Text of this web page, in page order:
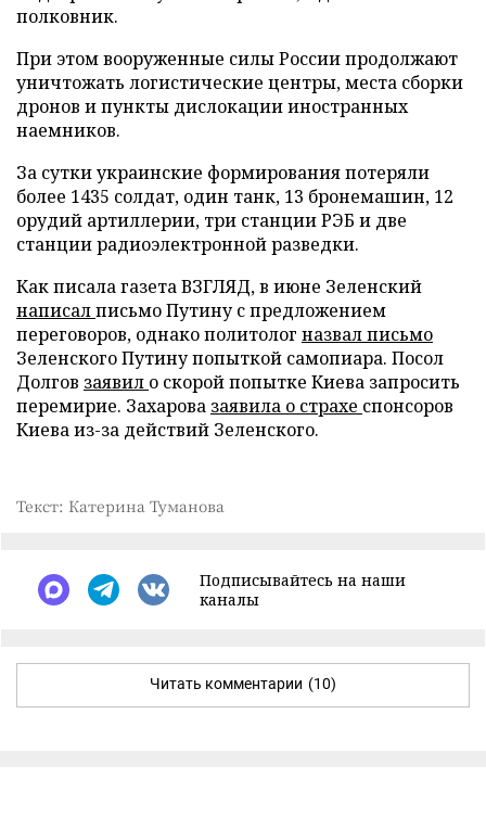
полковник.
При этом вооруженные силы России продолжают
уничтожать логистические центры, места сборки
дронов и пункты дислокации иностранных
наемников.
За сутки украинские формирования потеряли
более 1435 солдат, один танк, 13 бронемашин, 12
орудий артиллерии, три станции РЭБ и две
станции радиоэлектронной разведки.
Как писала газета ВЗГЛЯД, в июне Зеленский
написалписьмо Путину с предложением
переговоров, однако политолог назвал письмо
Зеленского Путину попыткой самопиара. Посол
Долгов заявил о скорой попытке Киева запросить
перемирие. Захарова заявила о страхе спонсоров
Киева из-за действий Зеленского.
Текст: Катерина Туманова
Подписывайтесь на наши
каналы
Читать комментарии (10)